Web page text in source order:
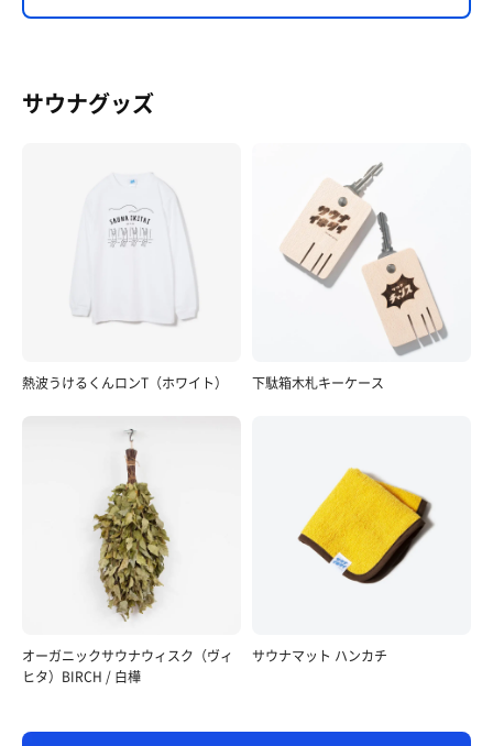
サウナグッズ
熱波うけるくんロンT（ホワイト） 下駄箱木札キーケース
オーガニックサウナウィスク（ヴィ
ヒタ）BIRCH / 白樺
サウナマット ハンカチ